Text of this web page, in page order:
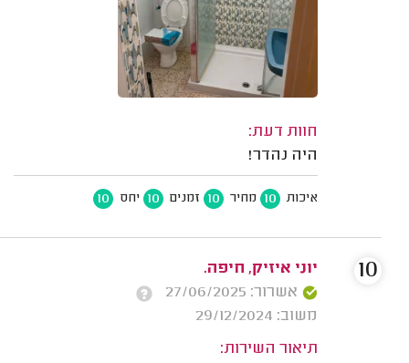
חוות דעת:
היה נהדר!
איכות 10 מחיר 10 זמנים 10 יחס 10
יוני איזיק, חיפה.
אשרור: 27/06/2025
משוב: 29/12/2024
תיאור השירות:
10